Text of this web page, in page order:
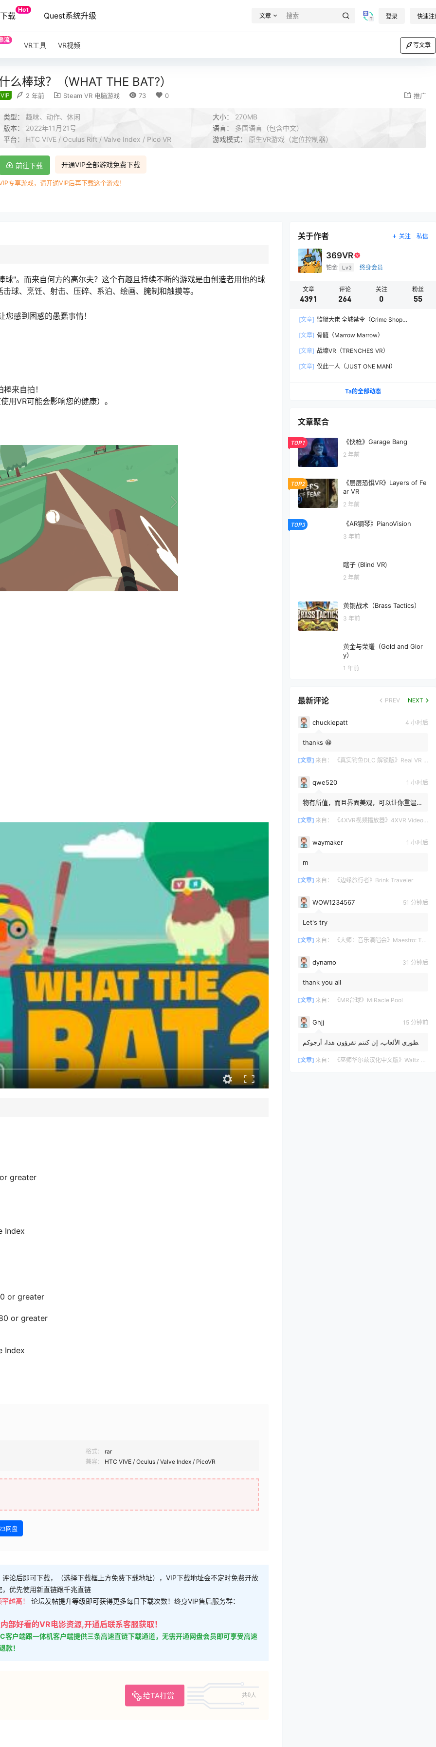
载
Hot
Quest系统升级 文章 登录 快速注
流
VR工具 VR视频 写文章
么棒球？（WHAT THE BAT?）
VIP 2 年前 Steam VR 电脑游戏 73 0 推广
类型： 趣味、动作、休闲 大小： 270MB
版本： 2022年11月21号 语言： 多国语言（包含中文）
平台： HTC VIVE / Oculus Rift / Valve Index / Pico VR 游戏模式： 原生VR游戏（定位控制器）
开通VIP全部游戏免费下载
前往下载
专享游戏，请开通VIP后再下载这个游戏！
"。而来自何方的高尔夫？这个有趣且持续不断的游戏是由创造者用他的球
球、烹饪、射击、压碎、系泊、绘画、腌制和触摸等。
感到困惑的愚蠢事情！
来自拍！
用VR可能会影响您的健康）。
greater
格式： rar
兼容： HTC VIVE / Oculus / Valve Index / PicoVR
关于作者 关注 私信
369VR
铂金 Lv3 终身会员
文章
4391
评论
264
关注
0
粉丝
55
[文章] 监狱大佬 全城禁令（Crime Shop
[文章] 骨髓（Marrow Marrow）
[文章] 战壕VR（TRENCHES VR）
[文章] 仅此一人（JUST ONE MAN）
Ta的全部动态
文章聚合
TOP1 《快枪》Garage Bang
2 年前
TOP2
《层层恐惧VR》Layers of Fe
ar VR
2 年前
TOP3 《AR钢琴》PianoVision
3 年前
瞎子 (Blind VR)
2 年前
黄铜战术（Brass Tactics）
3 年前
黄金与荣耀（Gold and Glor
y）
1 年前
最新评论 PREV NEXT
chuckiepatt 4 小时后
thanks 😀
[文章] 来自： 《真实钓鱼DLC 解锁版》Real VR Fishing DLC
qwe520 1 小时后
物有所值，而且界面美观，可以让你重温那
4XVR让它们重获新生。画面...
[文章] 来自： 《4XVR视频播放器》4XVR Video Player
waymaker 1 小时后
m
[文章] 来自： 《边缘旅行者》Brink Traveler
WOW1234567 51 分钟后
Let's try
[文章] 来自： 《大师：音乐演唱会》Maestro: The Masterclass
dynamo 31 分钟后
thank you all
[文章] 来自： 《MR台球》MiRacle Pool
Ghjj 15 分钟前
مطوري الألعاب، إن كنتم تقرؤون هذا، أرجوكم
طريقة لإيقاظ جمج...
[文章] 来自： 《巫师华尔兹汉化中文版》Waltz of the Wizard: Extended Edition